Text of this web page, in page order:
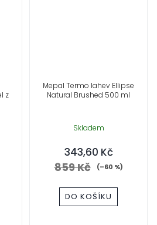
z
Mepal Termo lahev Ellipse
Natural Brushed 500 ml
Skladem
343,60 Kč
859 Kč (–60 %)
DO KOŠÍKU